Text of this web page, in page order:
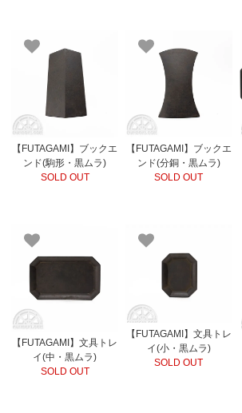
【FUTAGAMI】ブックエ
ンド(駒形・黒ムラ)
SOLD OUT
【FUTAGAMI】ブックエ
ンド(分銅・黒ムラ)
SOLD OUT
【FUTAGAMI】文具トレ
イ(中・黒ムラ)
SOLD OUT
【FUTAGAMI】文具トレ
イ(小・黒ムラ)
SOLD OUT